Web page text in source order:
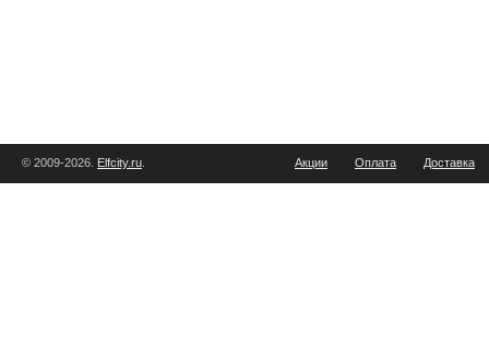
© 2009-2026. Elfcity.ru Акции Оплата Доставка